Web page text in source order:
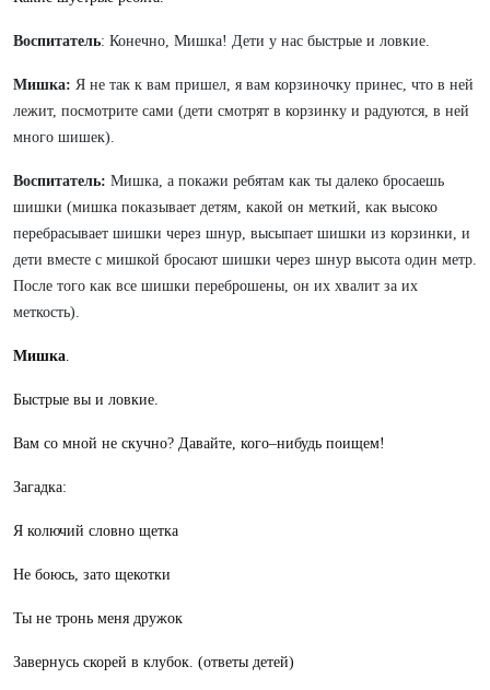
Воспитатель: Конечно, Мишка! Дети у нас быстрые и ловкие.
Мишка: Я не так к вам пришел, я вам корзиночку принес, что в ней
лежит, посмотрите сами (дети смотрят в корзинку и радуются, в ней
много шишек).
Воспитатель: Мишка, а покажи ребятам как ты далеко бросаешь
шишки (мишка показывает детям, какой он меткий, как высоко
перебрасывает шишки через шнур, высыпает шишки из корзинки, и
дети вместе с мишкой бросают шишки через шнур высота один метр.
После того как все шишки переброшены, он их хвалит за их
меткость).
Мишка.
Быстрые вы и ловкие.
Вам со мной не скучно? Давайте, кого–нибудь поищем!
Загадка:
Я колючий словно щетка
Не боюсь, зато щекотки
Ты не тронь меня дружок
Завернусь скорей в клубок. (ответы детей)